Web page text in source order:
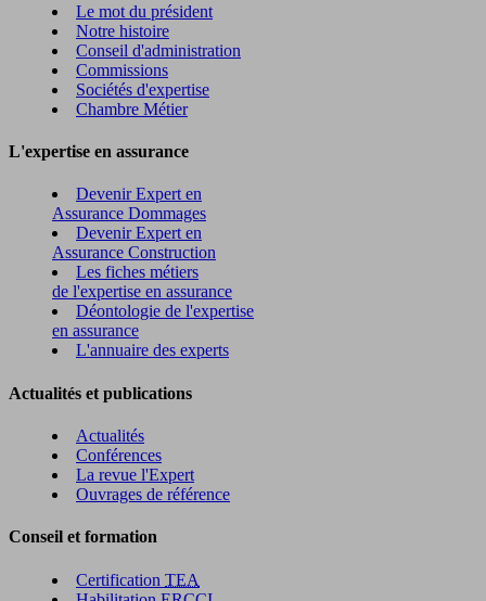
Le mot du président
Notre histoire
Conseil d'administration
Commissions
Sociétés d'expertise
Chambre Métier
L'expertise en assurance
Devenir Expert en
Assurance Dommages
Devenir Expert en
Assurance Construction
Les fiches métiers
de l'expertise en assurance
Déontologie de l'expertise
en assurance
L'annuaire des experts
Actualités et publications
Actualités
Conférences
La revue l'Expert
Ouvrages de référence
Conseil et formation
Certification TEA